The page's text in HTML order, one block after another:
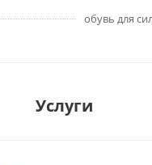
обувь для
Услуги